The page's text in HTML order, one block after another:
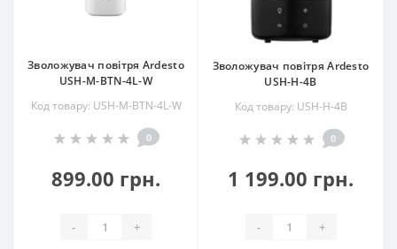
Зволожувач повітря Ardesto
USH-M-BTN-4L-W
Код товару: USH-M-BTN-4L-W
0
899.00 грн.
- +
Зволожувач повітря Ardesto
USH-H-4B
Код товару: USH-H-4B
0
1 199.00 грн.
- +